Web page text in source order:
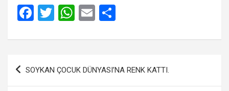
F
ce
b
o
T
tt
er
W
at
s
A
E
ail ar
e
Yazı
gezinmesi
SOYKAN ÇOCUK DÜNYASI’NA RENK KATTI.